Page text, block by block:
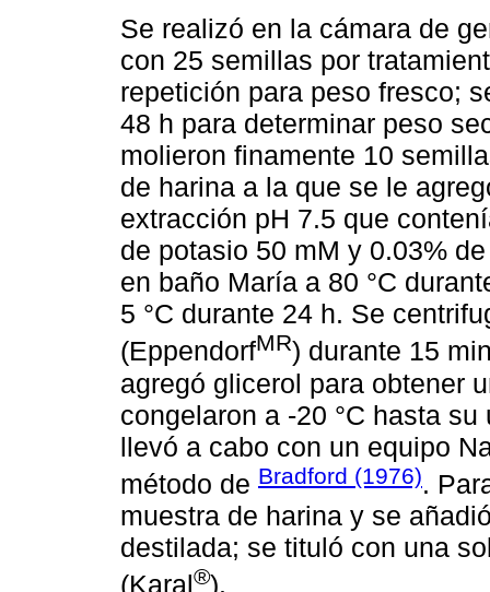
Se realizó en la cámara de
con 25 semillas por
repetición para peso fresco;
48 h para determinar peso
molieron finamente 10
de harina a la que se le
extracción pH 7.5 que
de potasio 50 mM y 0.03%
en baño María a 80 °C
5 °C durante 24 h. Se
(EppendorfMR) durante 15
agregó glicerol para obtener
congelaron a -20 °C hasta
llevó a cabo con un equipo
método de Bradford (1976).
muestra de harina y se
destilada; se tituló con una
(Karal®).